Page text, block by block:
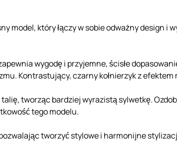
model, który łączy w sobie odważny design i
wygodę i przyjemne, ścisłe
Kontrastujący, czarny kołnierzyk z
tworząc bardziej wyrazistą sylwetkę.
tego modelu.
tworzyć stylowe i harmonijne